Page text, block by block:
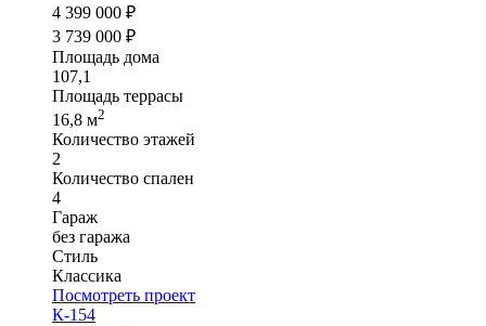
4 399 000 ₽
3 739 000 ₽
Площадь дома
107,1
Площадь террасы
16,8 м2
Количество этажей
2
Количество спален
4
Гараж
без гаража
Стиль
Классика
Посмотреть проект
К-154